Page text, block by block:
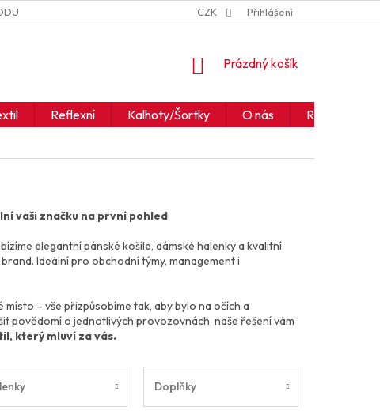
JAK ČÍST IKONY A SYMBOLY OBCHODNÍ
CZK Přihlášení
NÁKUPNÍ
Prázdný košík
Reflexní Kalhoty/Šortky O nás Realizace
vaši značku na první pohled
elegantní pánské košile, dámské halenky a kvalitní
Ideální pro obchodní týmy, management i
– vše přizpůsobíme tak, aby bylo na očích a
povědomí o jednotlivých provozovnách, naše řešení vám
který mluví za vás.
Doplňky